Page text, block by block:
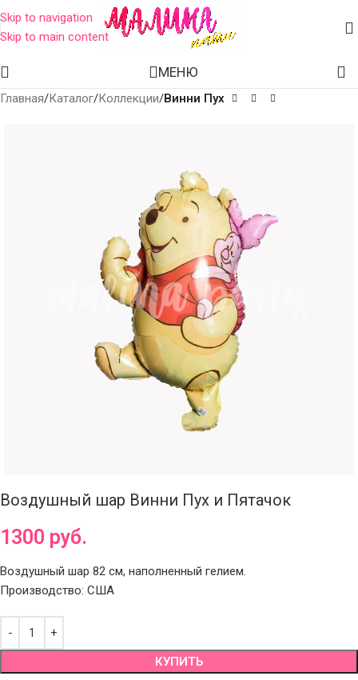
Skip to navigation
Skip to main content
МЕНЮ
Главная Каталог Коллекции Винни Пух
Воздушный шар Винни Пух и Пятачок
1300 руб.
Воздушный шар 82 см, наполненный гелием.
Производство: США
КУПИТЬ